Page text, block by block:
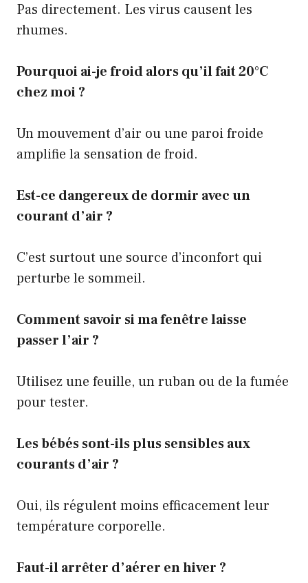
Pas directement. Les virus causent les
rhumes.
Pourquoi ai-je froid alors qu’il fait 20°C
chez moi ?
Un mouvement d’air ou une paroi froide
amplifie la sensation de froid.
Est-ce dangereux de dormir avec un
courant d’air ?
C’est surtout une source d’inconfort qui
perturbe le sommeil.
Comment savoir si ma fenêtre laisse
passer l’air ?
Utilisez une feuille, un ruban ou de la fumée
pour tester.
Les bébés sont-ils plus sensibles aux
courants d’air ?
Oui, ils régulent moins efficacement leur
température corporelle.
Faut-il arrêter d’aérer en hiver ?